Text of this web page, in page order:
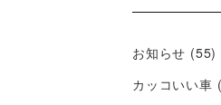
お知らせ (55)
カッコいい車